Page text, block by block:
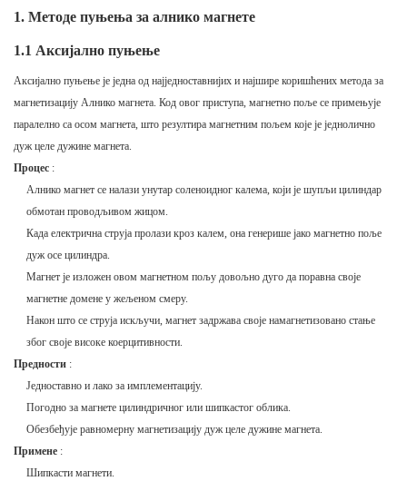
1. Методе пуњења за алнико магнете
1.1 Аксијално пуњење
Аксијално пуњење је једна од најједноставнијих и најшире коришћених метода за
магнетизацију Алнико магнета. Код овог приступа, магнетно поље се примењује
паралелно са осом магнета, што резултира магнетним пољем које је једнолично
дуж целе дужине магнета.
Процес :
Алнико магнет се налази унутар соленоидног калема, који је шупљи цилиндар
обмотан проводљивом жицом.
Када електрична струја пролази кроз калем, она генерише јако магнетно поље
дуж осе цилиндра.
Магнет је изложен овом магнетном пољу довољно дуго да поравна своје
магнетне домене у жељеном смеру.
Након што се струја искључи, магнет задржава своје намагнетизовано стање
због своје високе коерцитивности.
Предности :
Једноставно и лако за имплементацију.
Погодно за магнете цилиндричног или шипкастог облика.
Обезбеђује равномерну магнетизацију дуж целе дужине магнета.
Примене :
Шипкасти магнети.